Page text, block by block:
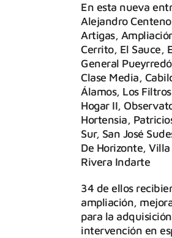
En esta nueva
Alejandro
Artigas,
Cerrito, El Sauce,
General
Clase Media,
Álamos, Los
Hogar II,
Hortensia,
Sur, San José
De Horizonte,
Rivera Indarte
34 de ellos
ampliación,
para la
intervención en